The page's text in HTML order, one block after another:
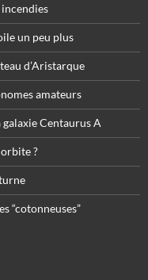
incendies
un peu plus
d’Aristarque
amateurs
galaxie Centaurus A
?
“cotonneuses”